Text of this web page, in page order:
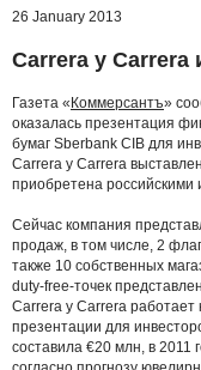
26 January 2013
Carrera y Carrera
Газета « Коммерсантъ»
оказалась презентация
бумаг Sberbank CIB для
Carrera y Carrera
приобретена российскими
Сейчас компания
продаж, в том числе, 2
также 10 собственных
duty-free-точек
Carrera y Carrera
презентации для
составила €20 млн, в 2011